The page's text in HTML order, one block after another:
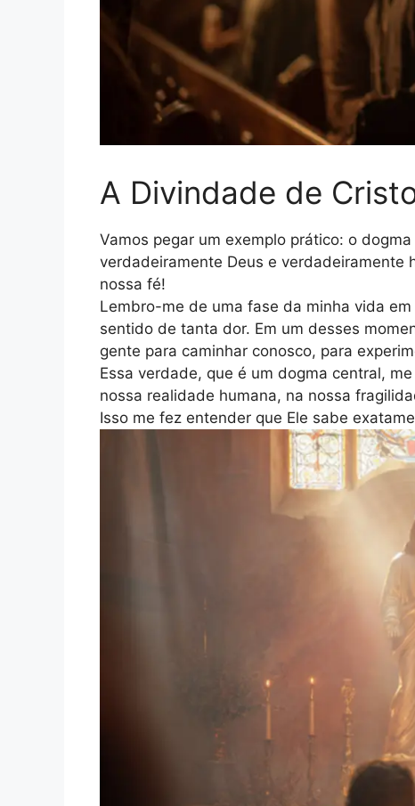
A Divindade de
Vamos pegar um exemplo prático: o
verdadeiramente Deus e verdadeiramente
nossa fé!
Lembro-me de uma fase da minha vida
sentido de tanta dor. Em um desses
gente para caminhar conosco, para
Essa verdade, que é um dogma central,
nossa realidade humana, na nossa
Isso me fez entender que Ele sabe